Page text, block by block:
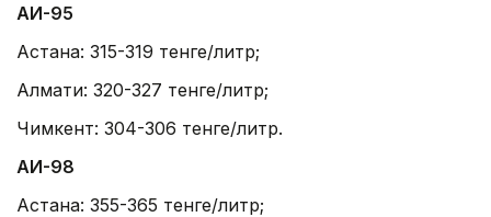
АИ-95
Астана: 315-319 тенге/литр;
Алмати: 320-327 тенге/литр;
Чимкент: 304-306 тенге/литр.
АИ-98
Астана: 355-365 тенге/литр;